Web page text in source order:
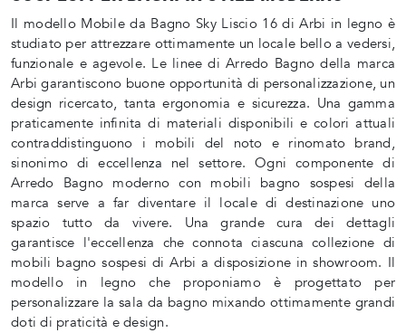
Il modello Mobile da Bagno Sky Liscio 16 di Arbi in legno è
studiato per attrezzare ottimamente un locale bello a vedersi,
funzionale e agevole. Le linee di Arredo Bagno della marca
Arbi garantiscono buone opportunità di personalizzazione, un
design ricercato, tanta ergonomia e sicurezza. Una gamma
praticamente infinita di materiali disponibili e colori attuali
contraddistinguono i mobili del noto e rinomato brand,
sinonimo di eccellenza nel settore. Ogni componente di
Arredo Bagno moderno con mobili bagno sospesi della
marca serve a far diventare il locale di destinazione uno
spazio tutto da vivere. Una grande cura dei dettagli
garantisce l'eccellenza che connota ciascuna collezione di
mobili bagno sospesi di Arbi a disposizione in showroom. Il
modello in legno che proponiamo è progettato per
personalizzare la sala da bagno mixando ottimamente grandi
doti di praticità e design.